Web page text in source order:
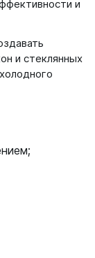
и
и стеклянных